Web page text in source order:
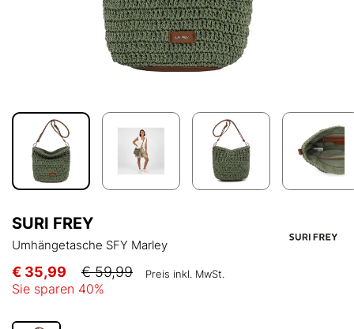
SURI FREY
Umhängetasche SFY Marley
€ 35,99 € 59,99 Preis inkl. MwSt.
Sie sparen 40%